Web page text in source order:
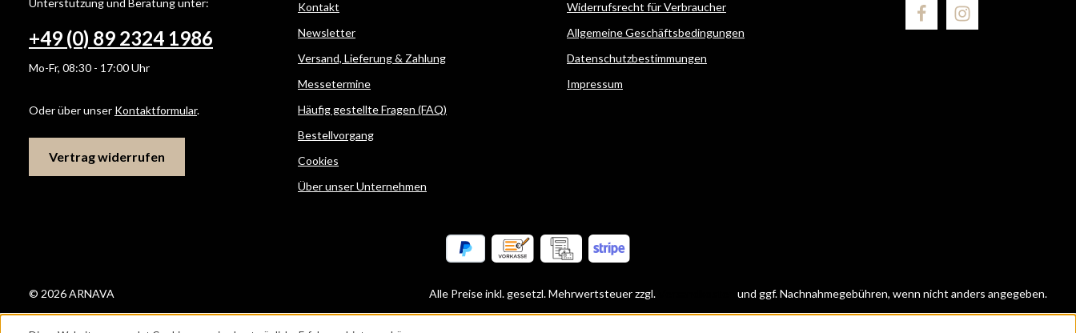
Unterstützung und Beratung unter:
+49 (0) 89 2324 1986
Mo-Fr, 08:30 - 17:00 Uhr
Oder über unser Kontaktformular.
Vertrag widerrufen
Kontakt
Newsletter
Versand, Lieferung & Zahlung
Messetermine
Häufig gestellte Fragen (FAQ)
Bestellvorgang
Cookies
Über unser Unternehmen
Widerrufsrecht für Verbraucher
Allgemeine Geschäftsbedingungen
Datenschutzbestimmungen
Impressum
© 2026 ARNAVA Alle Preise inkl. gesetzl. Mehrwertsteuer zzgl. und ggf. Nachnahmegebühren, wenn nicht anders angegeben.